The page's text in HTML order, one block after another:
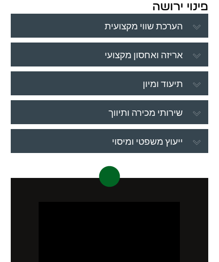
פינוי ירושה
הערכת שווי מקצועית
אריזה ואחסון מקצועי
תיעוד ומיון
שירותי מכירה ותיווך
ייעוץ משפטי ומיסוי